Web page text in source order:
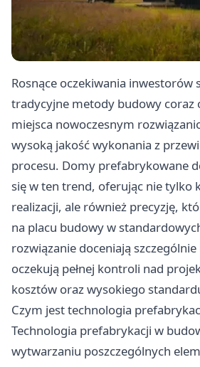
Rosnące oczekiwania inwestorów
tradycyjne metody budowy coraz
miejsca nowoczesnym
wysoką jakość wykonania z
procesu. Domy prefabrykowane
się w ten trend, oferując nie tylko
realizacji, ale również precyzję,
na placu budowy w
rozwiązanie doceniają
oczekują pełnej kontroli nad
kosztów oraz wysokiego
Czym jest technologia
Technologia prefabrykacji w
wytwarzaniu poszczególnych